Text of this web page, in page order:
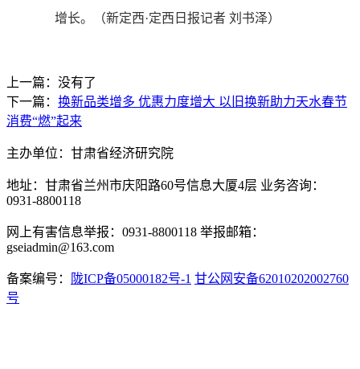
增长。（新定西·定西日报记者 刘书泽）
上一篇：没有了
下一篇： 换新品类增多 优惠力度增大 以旧换新助力天水春节
消费“燃”起来
主办单位：甘肃省经济研究院
地址：甘肃省兰州市庆阳路60号信息大厦4层 业务咨询：
0931-8800118
网上有害信息举报：0931-8800118 举报邮箱：
gseiadmin@163.com
备案编号： 陇ICP备05000182号-1 甘公网安备62010202002760
号